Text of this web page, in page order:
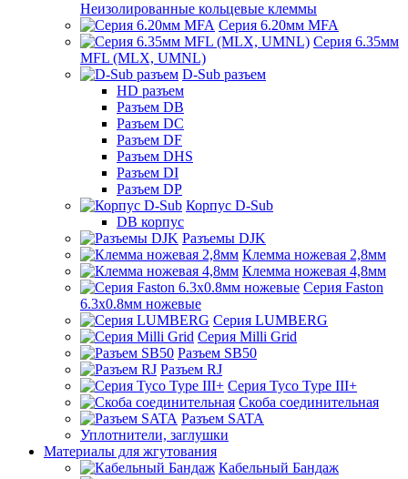
Неизолированные кольцевые клеммы
Серия 6.20мм MFA
Серия 6.35мм
MFL (MLX, UMNL)
D-Sub разъем
HD разъем
Разъем DB
Разъем DC
Разъем DF
Разъем DHS
Разъем DI
Разъем DP
Корпус D-Sub
DB корпус
Разъемы DJK
Клемма ножевая 2,8мм
Клемма ножевая 4,8мм
Серия Faston
6.3х0.8мм ножевые
Серия LUMBERG
Серия Milli Grid
Разъем SB50
Разъем RJ
Серия Tyco Type III+
Скоба соединительная
Разъем SATA
Уплотнители, заглушки
Материалы для жгутования
Кабельный Бандаж